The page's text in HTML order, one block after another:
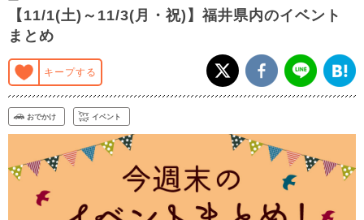
【11/1(土)～11/3(月・祝)】福井県内のイベント
まとめ
キープする
おでかけ イベント